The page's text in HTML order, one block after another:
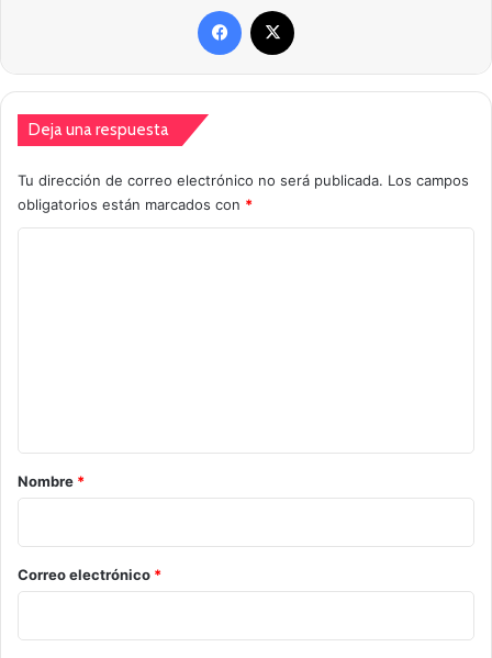
Facebook
Deja una respuesta
Tu dirección de correo electrónico no será publicada. Los campos
obligatorios están marcados con *
r
o
*
Nombre *
Correo electrónico *